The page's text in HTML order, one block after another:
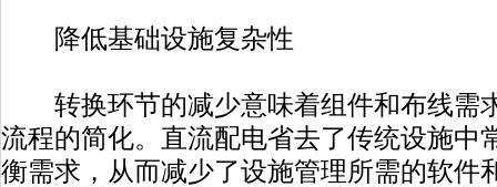
降低基础设施复杂性
转换环节的减少意味着组件和布线需
流程的简化。直流配电省去了传统设施中
衡需求，从而减少了设施管理所需的软件